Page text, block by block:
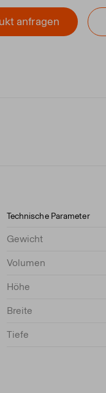
anfragen
Technische Parameter
Gewicht
Volumen
Höhe
Breite
Tiefe